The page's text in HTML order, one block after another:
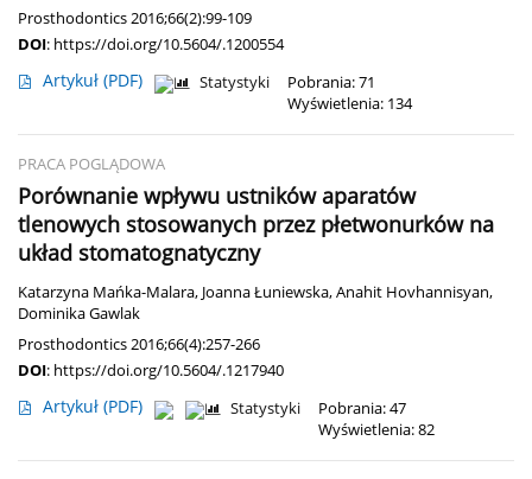
Prosthodontics 2016;66(2):99-109
DOI: https://doi.org/10.5604/.1200554
Artykuł (PDF) Statystyki
Pobrania: 71
Wyświetlenia: 134
PRACA POGLĄDOWA
Porównanie wpływu ustników aparatów
tlenowych stosowanych przez płetwonurków na
układ stomatognatyczny
Katarzyna Mańka-Malara, Joanna Łuniewska,Anahit Hovhannisyan,
Dominika Gawlak
Prosthodontics 2016;66(4):257-266
DOI: https://doi.org/10.5604/.1217940
Artykuł (PDF) Statystyki
Pobrania: 47
Wyświetlenia: 82